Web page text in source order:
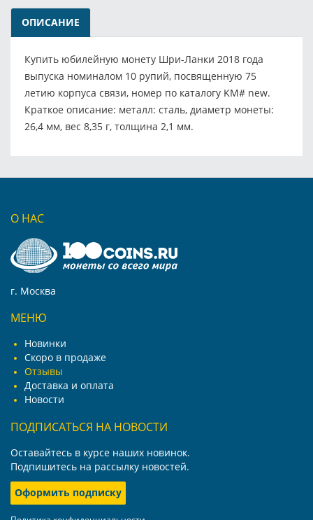
ОПИСАНИЕ
Купить юбилейную монету Шри-Ланки 2018 года
выпуска номиналом 10 рупий, посвященную 75
летию корпуса связи, номер по каталогу KM# new.
Краткое описание: металл: сталь, диаметр монеты:
26,4 мм, вес 8,35 г, толщина 2,1 мм.
О НАС
г. Москва
МЕНЮ
Новинки
Скоро в продаже
Отзывы
Доставка и оплата
Новости
ПОДПИСАТЬСЯ НА НОВОСТИ
Оставайтесь в курсе наших новинок.
Подпишитесь на рассылку новостей.
Оформить подписку